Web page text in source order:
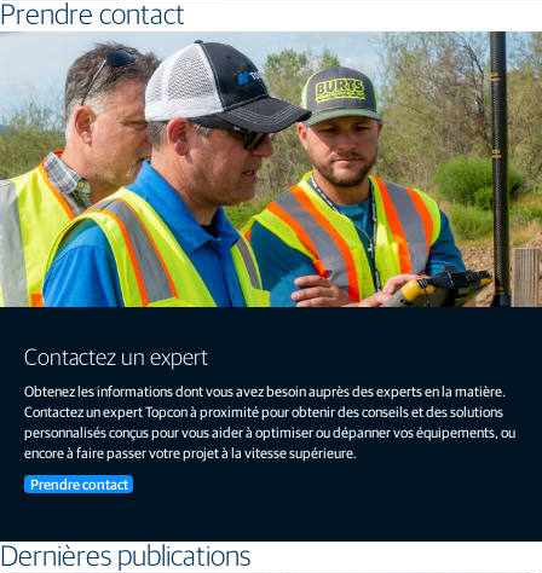
Prendre contact
Contactez un expert
Obtenez les informations dont vous avez besoin auprès des experts en la matière.
Contactez un expert Topcon à proximité pour obtenir des conseils et des solutions
personnalisés conçus pour vous aider à optimiser ou dépanner vos équipements, ou
encore à faire passer votre projet à la vitesse supérieure.
Prendre contact
Dernières publications